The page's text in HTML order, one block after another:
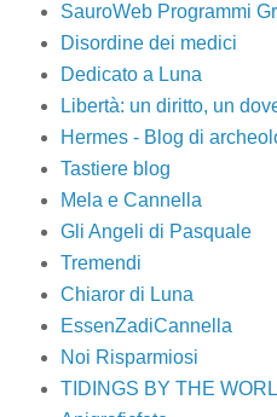
SauroWeb Programmi
Disordine dei medici
Dedicato a Luna
Libertà: un diritto, un
Hermes - Blog di
Tastiere blog
Mela e Cannella
Gli Angeli di Pasquale
Tremendi
Chiaror di Luna
EssenZadiCannella
Noi Risparmiosi
TIDINGS BY THE